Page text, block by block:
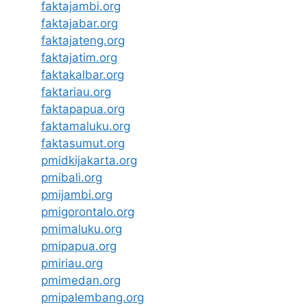
faktajambi.org
faktajabar.org
faktajateng.org
faktajatim.org
faktakalbar.org
faktariau.org
faktapapua.org
faktamaluku.org
faktasumut.org
pmidkijakarta.org
pmibali.org
pmijambi.org
pmigorontalo.org
pmimaluku.org
pmipapua.org
pmiriau.org
pmimedan.org
pmipalembang.org